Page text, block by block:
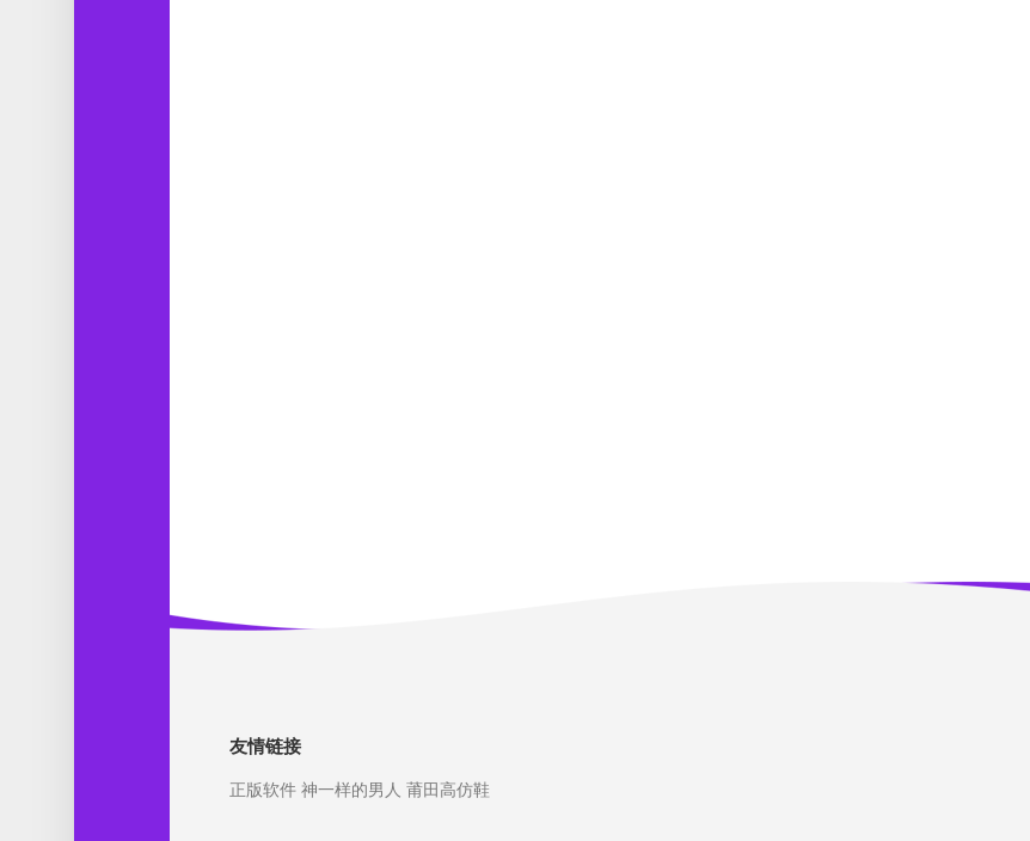
友情链接
正版软件 神一样的男人 莆田高仿鞋